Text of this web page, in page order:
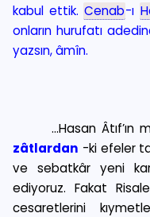
kabul ettik. Cenab-ı
onların hurufatı
yazsın, âmîn.
…Hasan
zâtlardan -ki efeler
ve sebatkâr yeni
ediyoruz. Fakat
cesaretlerini